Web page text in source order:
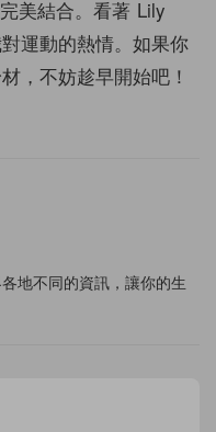
美結合。看著 Lily
運動的熱情。如果你
，不妨趁早開始吧！
地不同的資訊，讓你的生